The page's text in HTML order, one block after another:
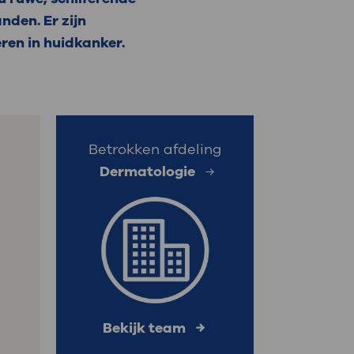
: naar uw dossier
Er zijn
in huidkanker.
Betrokken afdeling
Dermatologie
Bekijk team